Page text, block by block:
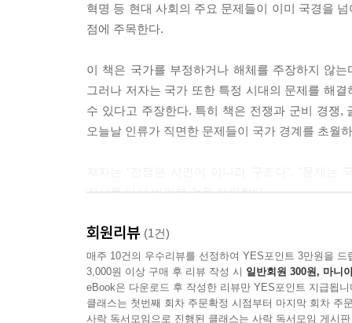
에필로그 : 기다림의 시간은 끝났다
혁명 등 현대 사회의 주요 문제들이 이미 국경을
점에 주목한다.
이 책은 국가를 부정하거나 해체를 주장하지 않
그러나 저자는 국가 또한 특정 시대의 문제를 해
수 있다고 주장한다. 특히 책은 전쟁과 군비 경쟁,
오늘날 인류가 직면한 문제들이 국가 경계를 초월
질서를 다시 바라볼 것을 제안한다.
이 책의 특징은 학술적 이론서에 머무르지 않
읽어낸다는 점이다. 저자는 중심이 아니라 변두리
『국가의 수명은 끝났다』는 단순한 정치·경제
시대 담론서이자 문명 전환에 대한 철학적 질문을
회원리뷰 (1건)
매주 10건의 우수리뷰를 선정하여 YES포인트 3만원을 드
3,000원 이상 구매 후 리뷰 작성 시 일반회원 300원, 마니
eBook은 다운로드 후 작성한 리뷰만 YES포인트 지급됩니
클래스는 첫번째 회차 주문확정 시점부터 마지막 회차 주
사락 독서모임으로 진행된 클래스는 사락 독서모임 게시